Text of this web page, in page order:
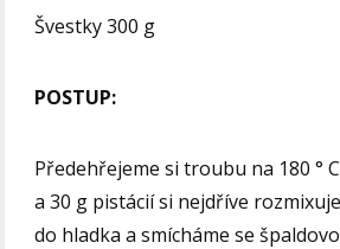
Švestky 300 g
POSTUP:
Předehřejeme si troubu na 180 °
a 30 g pistácií si nejdříve
do hladka a smícháme se